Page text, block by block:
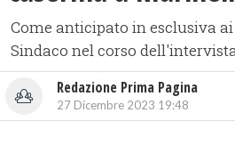
Come anticipato in esclusiva
Sindaco nel corso
Redazione Prima Pagina
27 Dicembre 2023 19:48